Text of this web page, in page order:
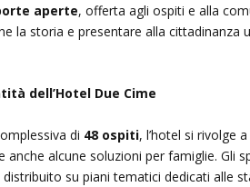
aperte, offerta agli ospiti e alla
la storia e presentare alla cittadinanza
dell’Hotel Due Cime
di 48 ospiti, l’hotel si rivolge
anche alcune soluzioni per famiglie. Gli
su piani tematici dedicati alle